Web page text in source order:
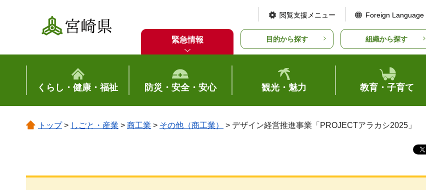
宮崎県
閲覧支援メニュー Foreign Language
緊急情報 目的から探す 組織から探す
くらし・健康・福祉 防災・安全・安心 観光・魅力 教育・子育て
トップ> しごと・産業 > 商工業 > その他（商工業） > デザイン経営推進事業「PROJECTアラカシ2025」